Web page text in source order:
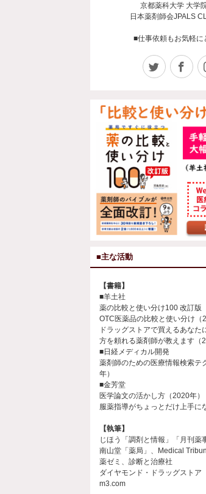
京都薬科大学 大学
日本薬剤師会JPALS
■仕事依頼もお気軽に
Twitter
■主な活動
【書籍】
■羊土社
薬の比較と使い分け100 改訂版
OTC医薬品の比較と使い分け（
ドラッグストアで買えるあなた
方を頼れる薬剤師が教えます（
■日経メディカル開発
薬剤師のための医療情報検索テ
年）
■金芳堂
医学論文の活かし方（2020年）
服薬指導がちょっとだけ上手に
【執筆】
じほう「調剤と情報」「月刊薬
南山堂「薬局」、Medical
薬ゼミ、診断と治療社
ダイヤモンド・ドラッグストア
m3.com